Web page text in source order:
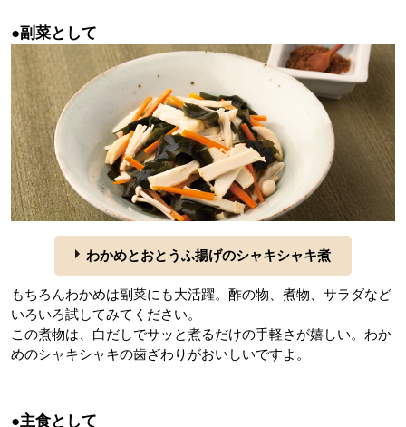
●副菜として
わかめとおとうふ揚げのシャキシャキ煮
もちろんわかめは副菜にも大活躍。酢の物、煮物、サラダなど
いろいろ試してみてください。
この煮物は、白だしでサッと煮るだけの手軽さが嬉しい。わか
めのシャキシャキの歯ざわりがおいしいですよ。
●主食として